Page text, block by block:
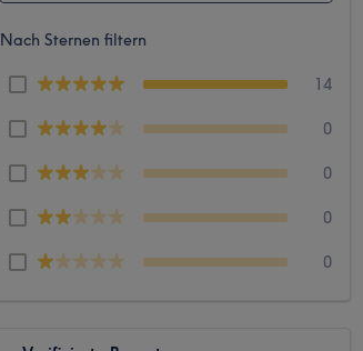
Nach Sternen filtern
14
0
0
0
0